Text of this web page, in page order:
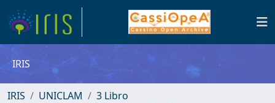
IRIS
IRIS UNICLAM
3 Libro